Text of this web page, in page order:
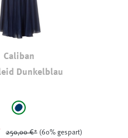
Caliban
Dunkelblau
marine
250,00 €* (60% gespart)